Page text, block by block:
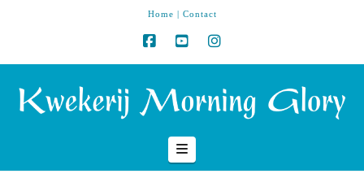
Home | Contact
Navigation